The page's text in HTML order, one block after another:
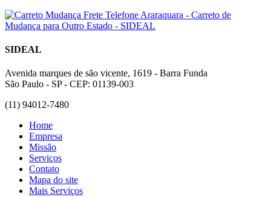
SIDEAL
Avenida marques de são vicente, 1619 - Barra Funda
São Paulo - SP - CEP: 01139-003
(11) 94012-7480
Home
Empresa
Missão
Serviços
Contato
Mapa do site
Mais Serviços